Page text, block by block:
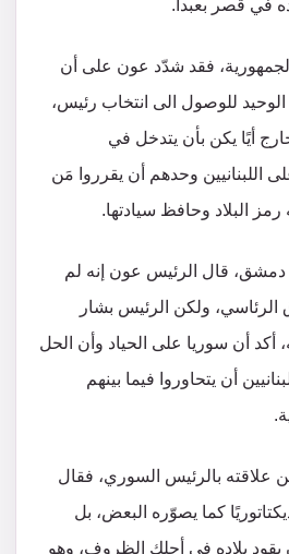
في قصر بعبدا.
فقد شدّد عون على أن
الوحيد للوصول الى انتخاب رئيس،
أيًا يكن بأن يتدخل في
اللبنانيين وحدهم أن يقرروا مَن
البلاد وحافظ سيادتها.
دمشق، قال الرئيس عون إنه لم
الرئاسي، ولكن الرئيس بشار
أكد أن سوريا على الحياد وأن الحل
أن يتحاوروا فيما بينهم
علاقته بالرئيس السوري، فقال
كما يصوّره البعض، بل
بلاده في أحلك الظروف، وهو